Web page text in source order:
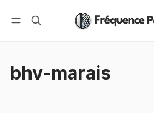
Nous
bhv-marais